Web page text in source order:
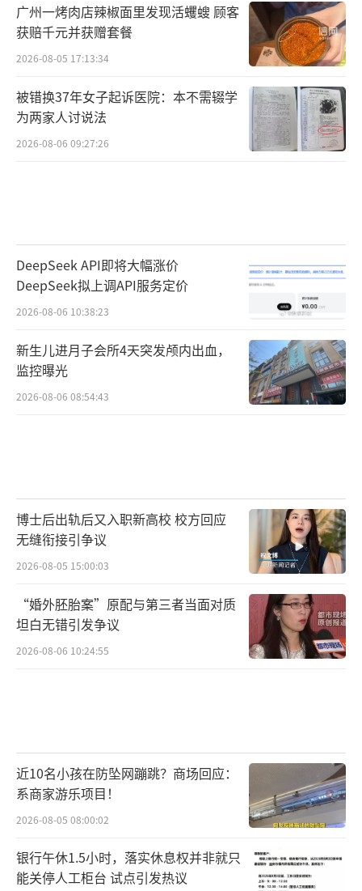
广州一烤肉店辣椒面里发现活蠼螋 顾客
获赔千元并获赠套餐
2026-08-05 17:13:34
被错换37年女子起诉医院：本不需辍学
为两家人讨说法
2026-08-06 09:27:26
DeepSeek API即将大幅涨价
DeepSeek拟上调API服务定价
2026-08-06 10:38:23
新生儿进月子会所4天突发颅内出血，
监控曝光
2026-08-06 08:54:43
博士后出轨后又入职新高校 校方回应
无缝衔接引争议
2026-08-05 15:00:03
“婚外胚胎案”原配与第三者当面对质
坦白无错引发争议
2026-08-06 10:24:55
近10名小孩在防坠网蹦跳？商场回应：
系商家游乐项目！
2026-08-05 08:00:02
银行午休1.5小时，落实休息权并非就只
能关停人工柜台 试点引发热议